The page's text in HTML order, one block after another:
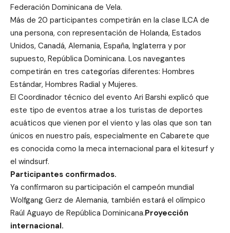
Federación Dominicana de Vela.
Más de 20 participantes competirán en la clase ILCA de
una persona, con representación de Holanda, Estados
Unidos, Canadá, Alemania, España, Inglaterra y por
supuesto, República Dominicana. Los navegantes
competirán en tres categorías diferentes: Hombres
Estándar, Hombres Radial y Mujeres.
El Coordinador técnico del evento Ari Barshi explicó que
este tipo de eventos atrae a los turistas de deportes
acuáticos que vienen por el viento y las olas que son tan
únicos en nuestro país, especialmente en Cabarete que
es conocida como la meca internacional para el kitesurf y
el windsurf.
Participantes confirmados.
Ya confirmaron su participación el campeón mundial
Wolfgang Gerz de Alemania, también estará el olímpico
Raúl Aguayo de República Dominicana.Proyección
internacional.